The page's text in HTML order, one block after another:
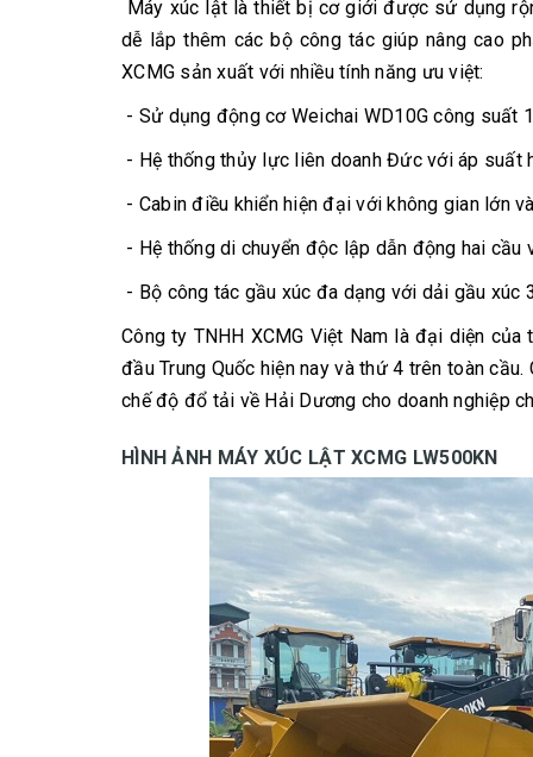
Máy xúc lật là thiết bị cơ giới được sử dụng
dễ lắp thêm các bộ công tác giúp nâng cao
XCMG sản xuất với nhiều tính năng ưu việt:
- Sử dụng động cơ Weichai WD10G công suất
- Hệ thống thủy lực liên doanh Đức với áp suất
- Cabin điều khiển hiện đại với không gian lớn
- Hệ thống di chuyển độc lập dẫn động hai
- Bộ công tác gầu xúc đa dạng với dải gầu xúc
Công ty TNHH XCMG Việt Nam là đại diện
đầu Trung Quốc hiện nay và thứ 4 trên toàn
chế độ đổ tải về Hải Dương cho doanh nghiệp
HÌNH ẢNH MÁY XÚC LẬT XCMG LW500KN